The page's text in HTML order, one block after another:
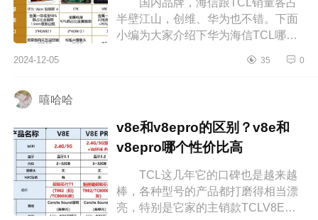
国内品牌，海信跟TCL销量各占
半壁江山，创维、华为也不错。下面
小编为大家介绍下华为海信TCL哪个
TCL哪个电视好 一直想要一台颜
2024-12-05 35 0
嘻哈哈
v8e和v8epro的区别？v8e和
v8epro哪个性价比高
TCL这几年它的口碑也是越来越
棒，各种型号的产品都打磨得相当漂
亮，特别是它家的主销款TCLV8E，